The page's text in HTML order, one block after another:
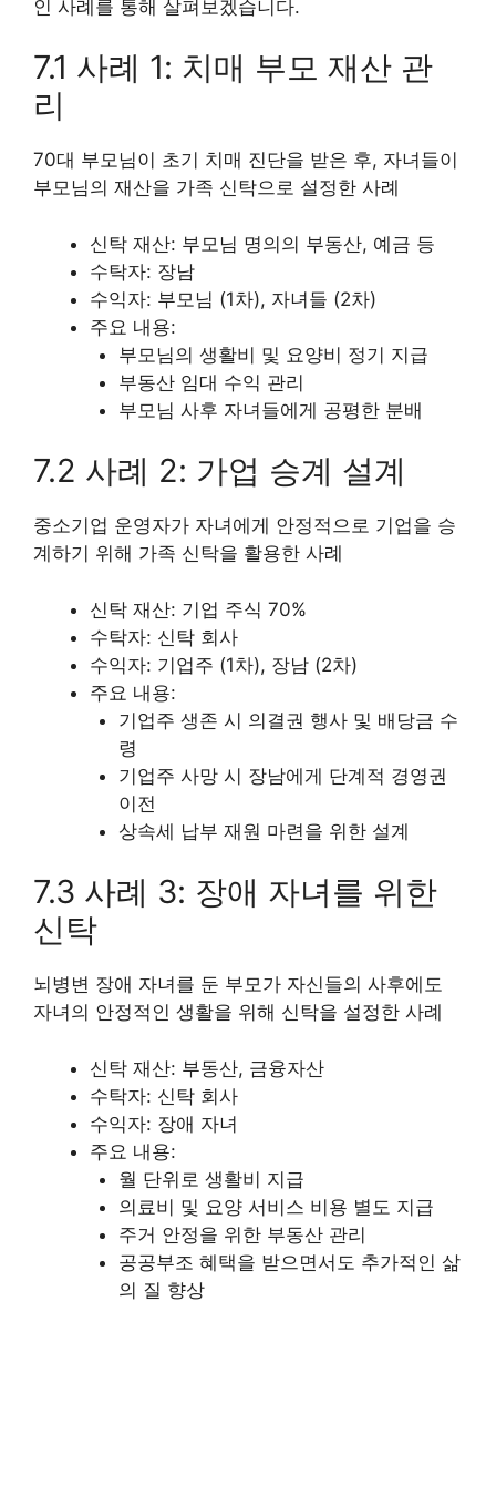
인 사례를 통해 살펴보겠습니다.
7.1 사례 1: 치매 부모 재산 관
리
70대 부모님이 초기 치매 진단을 받은 후, 자녀들이
부모님의 재산을 가족 신탁으로 설정한 사례
신탁 재산: 부모님 명의의 부동산, 예금 등
수탁자: 장남
수익자: 부모님 (1차), 자녀들 (2차)
주요 내용:
부모님의 생활비 및 요양비 정기 지급
부동산 임대 수익 관리
부모님 사후 자녀들에게 공평한 분배
7.2 사례 2: 가업 승계 설계
중소기업 운영자가 자녀에게 안정적으로 기업을 승
계하기 위해 가족 신탁을 활용한 사례
신탁 재산: 기업 주식 70%
수탁자: 신탁 회사
수익자: 기업주 (1차), 장남 (2차)
주요 내용:
기업주 생존 시 의결권 행사 및 배당금 수
령
기업주 사망 시 장남에게 단계적 경영권
이전
상속세 납부 재원 마련을 위한 설계
7.3 사례 3: 장애 자녀를 위한
신탁
뇌병변 장애 자녀를 둔 부모가 자신들의 사후에도
자녀의 안정적인 생활을 위해 신탁을 설정한 사례
신탁 재산: 부동산, 금융자산
수탁자: 신탁 회사
수익자: 장애 자녀
주요 내용:
월 단위로 생활비 지급
의료비 및 요양 서비스 비용 별도 지급
주거 안정을 위한 부동산 관리
공공부조 혜택을 받으면서도 추가적인 삶
의 질 향상